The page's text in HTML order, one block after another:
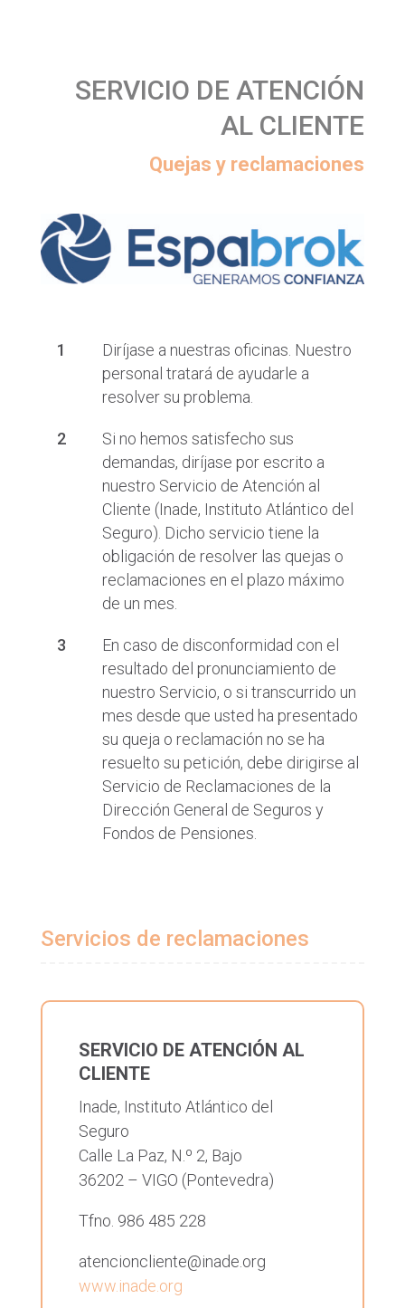
SERVICIO DE ATENCIÓN
AL CLIENTE
Quejas y reclamaciones
Diríjase a nuestras oficinas. Nuestro
personal tratará de ayudarle a
resolver su problema.
Si no hemos satisfecho sus
demandas, diríjase por escrito a
nuestro Servicio de Atención al
Cliente (Inade, Instituto Atlántico del
Seguro). Dicho servicio tiene la
obligación de resolver las quejas o
reclamaciones en el plazo máximo
de un mes.
En caso de disconformidad con el
resultado del pronunciamiento de
nuestro Servicio, o si transcurrido un
mes desde que usted ha presentado
su queja o reclamación no se ha
resuelto su petición, debe dirigirse al
Servicio de Reclamaciones de la
Dirección General de Seguros y
Fondos de Pensiones.
Servicios de reclamaciones
SERVICIO DE ATENCIÓN AL
CLIENTE
Inade, Instituto Atlántico del
Seguro
Calle La Paz, N.º 2, Bajo
36202 – VIGO (Pontevedra)
Tfno. 986 485 228
atencioncliente@inade.org
www.inade.org